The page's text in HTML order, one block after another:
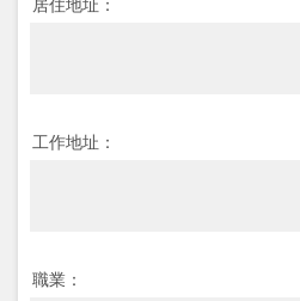
居住地址：
工作地址：
職業：